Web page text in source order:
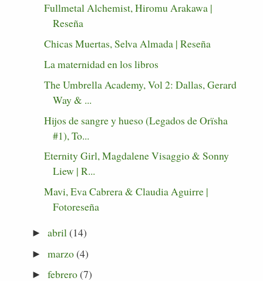
Fullmetal Alchemist, Hiromu Arakawa |
Reseña
Chicas Muertas, Selva Almada | Reseña
La maternidad en los libros
The Umbrella Academy, Vol 2: Dallas, Gerard
Way & ...
Hijos de sangre y hueso (Legados de Orïsha
#1), To...
Eternity Girl, Magdalene Visaggio & Sonny
Liew | R...
Mavi, Eva Cabrera & Claudia Aguirre |
Fotoreseña
► abril (14)
► marzo(4)
► febrero(7)